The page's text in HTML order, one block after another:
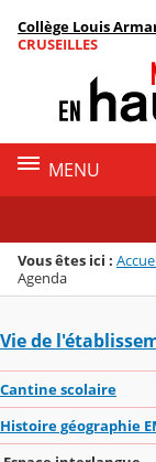
Menu de la
Contenu
Collège Louis
CRUSEILLES
MENU
Vous êtes ici :
Agenda
Vie de
Cantine scolaire
Histoire géographie